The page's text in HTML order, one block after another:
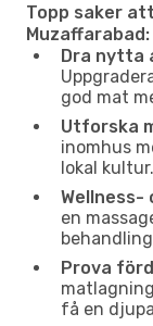
Topp saker
Muzaffarabad:
Dra nytta
god mat
Utforska
inomhus
lokal kultur.
Wellness-
en
Prova
få en